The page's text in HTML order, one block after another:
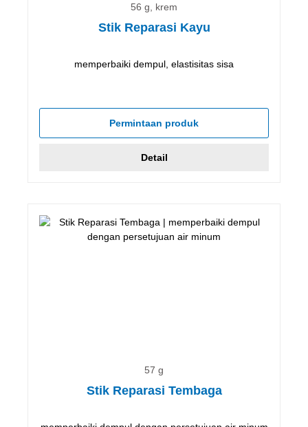
56 g, krem
Stik Reparasi Kayu
memperbaiki dempul, elastisitas sisa
Permintaan produk
Detail
57 g
Stik Reparasi Tembaga